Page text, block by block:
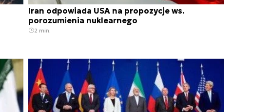
Iran odpowiada USA na propozycje ws.
porozumienia nuklearnego
2 min.